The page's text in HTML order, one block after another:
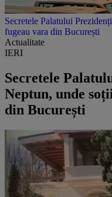
Secretele Palatului
fugeau vara din București
Actualitate
IERI
Secretele
Neptun, unde
din București